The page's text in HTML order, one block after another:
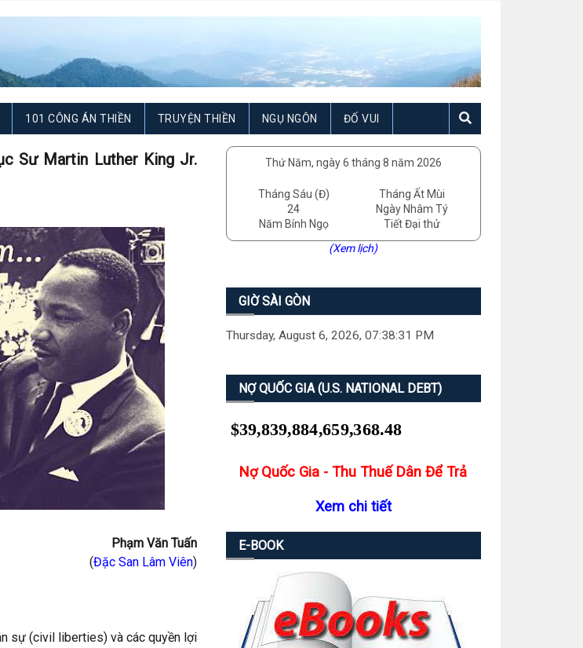
101 CÔNG ÁN THIỀN TRUYỆN THIỀN NGỤ NGÔN ĐỐ VUI
Sư Martin Luther King Jr.
Phạm Văn Tuấn
(Đặc San Lâm Viên)
sự (civil liberties) và các quyền lợi
Thứ Năm, ngày 6 tháng 8 năm 2026
Tháng Sáu (Đ)
24
Năm Bính Ngọ
Tháng Ất Mùi
Ngày Nhâm Tý
Tiết Đại thử
(Xem lịch)
GIỜ SÀI GÒN
Thursday, August 6, 2026, 07:38:32 PM
NỢ QUỐC GIA (U.S. NATIONAL DEBT)
Nợ Quốc Gia - Thu Thuế Dân Để Trả
Xem chi tiết
E-BOOK